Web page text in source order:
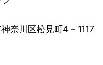
奈川区松見町4－1117